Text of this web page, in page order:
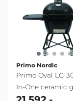
Primo Nordic
Primo Oval LG
In-One ceramic